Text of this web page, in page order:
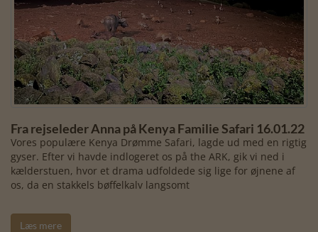
Fra rejseleder Anna på Kenya Familie Safari 16.01.22
Vores populære Kenya Drømme Safari, lagde ud med en rigtig
gyser. Efter vi havde indlogeret os på the ARK, gik vi ned i
kælderstuen, hvor et drama udfoldede sig lige for øjnene af
os, da en stakkels bøffelkalv langsomt
Læs mere